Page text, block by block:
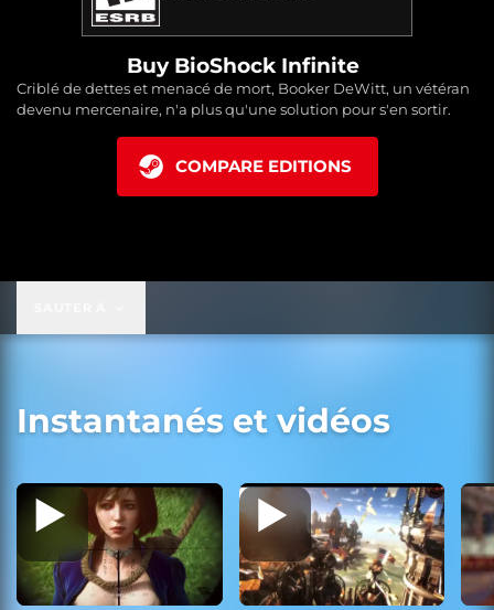
Buy BioShock Infinite
Criblé de dettes et menacé de mort, Booker DeWitt, un vétéran
devenu mercenaire, n'a plus qu'une solution pour s'en sortir.
COMPARE EDITIONS
Instantanés et vidéos